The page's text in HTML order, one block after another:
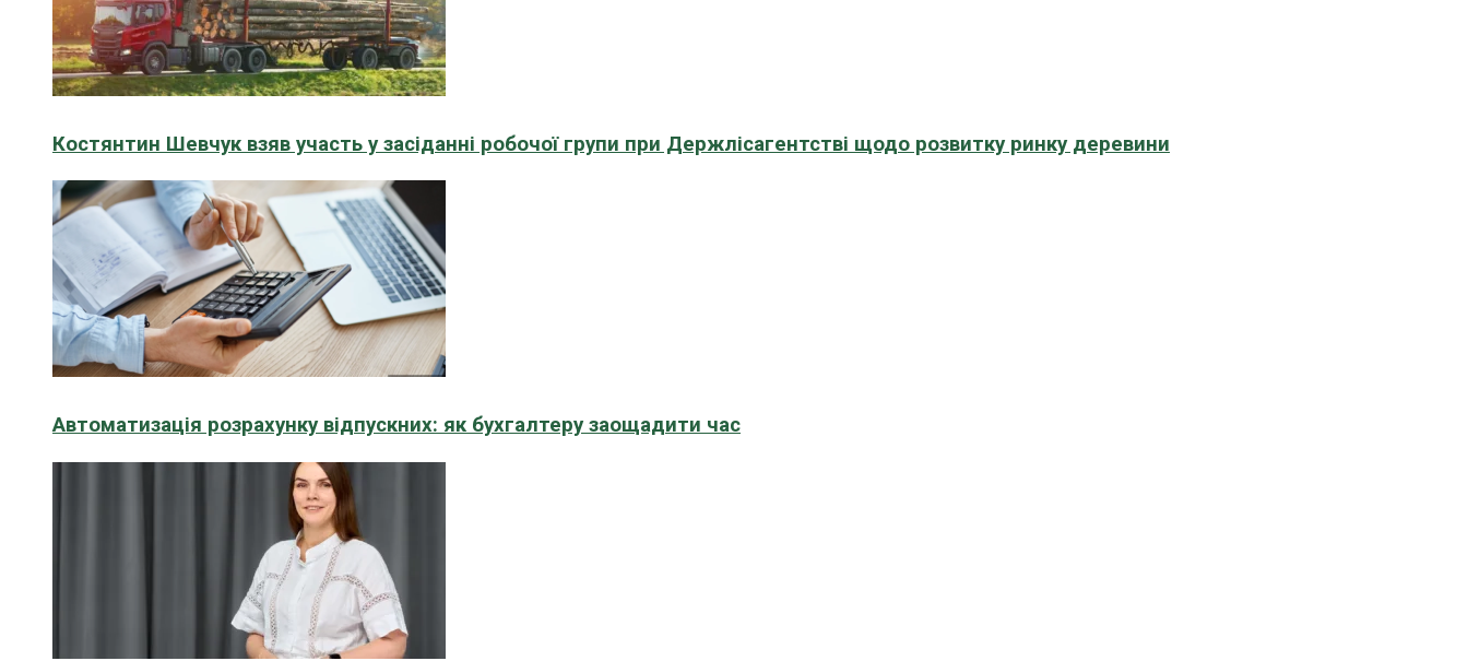
Костянтин Шевчук взяв участь у засіданні робочої групи при Держлісагентстві щодо розвитку ринку деревини
Автоматизація розрахунку відпускних: як бухгалтеру заощадити час